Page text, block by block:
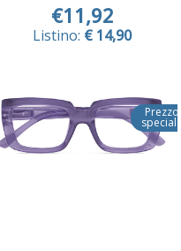
€11,92
Listino: € 14,90
Prezzo